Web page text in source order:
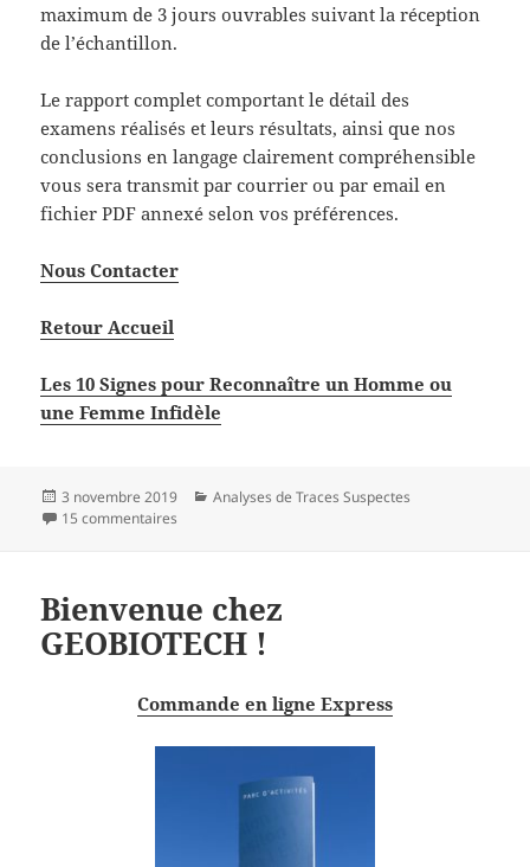
maximum de 3 jours ouvrables suivant la réception
de l’échantillon.
Le rapport complet comportant le détail des
examens réalisés et leurs résultats, ainsi que nos
conclusions en langage clairement compréhensible
vous sera transmit par courrier ou par email en
fichier PDF annexé selon vos préférences.
Nous Contacter
Retour Accueil
Les 10 Signes pour Reconnaître un Homme ou
une Femme Infidèle
Publié
le
3 novembre 2019 Catégories
Analyses de Traces Suspectes
15 commentaires
Bienvenue chez
GEOBIOTECH !
Commande en ligne Express